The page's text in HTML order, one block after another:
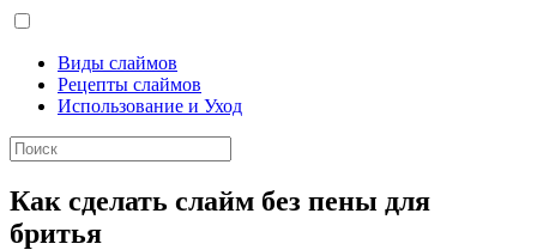
Виды слаймов
Рецепты слаймов
Использование и Уход
Как сделать слайм без пены для
бритья